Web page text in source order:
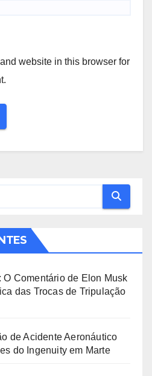
website in this browser for
Comentário de Elon Musk
das Trocas de Tripulação
de Acidente Aeronáutico
do Ingenuity em Marte